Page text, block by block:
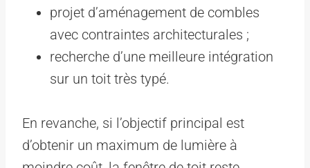
projet d’aménagement de combles
avec contraintes architecturales ;
recherche d’une meilleure intégration
sur un toit très typé.
En revanche, si l’objectif principal est
d’obtenir un maximum de lumière à